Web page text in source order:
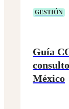
GESTIÓN
Guía
México